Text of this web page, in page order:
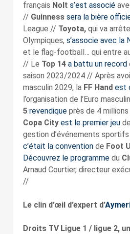
français Nolt s’est associé
// Guinness sera la bière
League // Toyota, qui va
Olympiques, s’associe avec la
et le flag-football… qui entre
// Le Top 14 a battu un record
saison 2023/2024 // Après
masculin 2029, la FF Hand est
l’organisation de l’Euro
5 revendiqueprès de 4
Copa City est le premier jeu
gestion d’événements
c’était la conventionde Foot
Découvrez le programmedu
Arnaud Courtier, directeur
//
Le clin d’œil d’expert d’
Droits TV Ligue 1 / ligue 2,